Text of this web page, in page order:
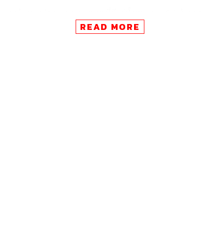
เป็นแรงงานที่อยู่ในพื้นที่สีแดง 2.8 ล้านคน เฉพาะแรงงานใน
เซกเตอร์ที่ได้รับผลกระทบแบ่งเป็นกลุ่มเสมือนว่างงานราว 5
READ MORE